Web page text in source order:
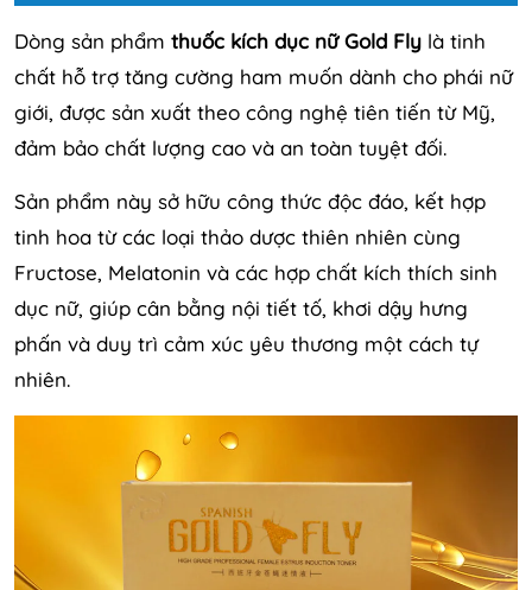
Dòng sản phẩm thuốc kích dục nữ Gold Fly là tinh
chất hỗ trợ tăng cường ham muốn dành cho phái nữ
giới, được sản xuất theo công nghệ tiên tiến từ Mỹ,
đảm bảo chất lượng cao và an toàn tuyệt đối.
Sản phẩm này sở hữu công thức độc đáo, kết hợp
tinh hoa từ các loại thảo dược thiên nhiên cùng
Fructose, Melatonin và các hợp chất kích thích sinh
dục nữ, giúp cân bằng nội tiết tố, khơi dậy hưng
phấn và duy trì cảm xúc yêu thương một cách tự
nhiên.